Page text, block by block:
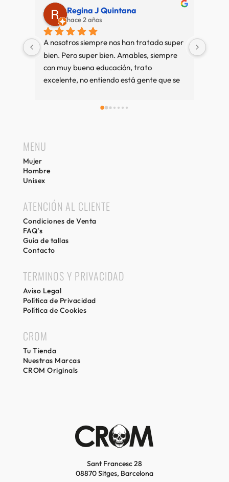
Regina J Quintana
hace 2 años
A nosotros siempre nos han tratado super
bien. Pero super bien. Amables, siempre
con muy buena educación, trato
excelente, no entiendo está gente que se
una visita imprescindible, si compramos
MENU
Mujer
Hombre
Unisex
ATENCIÓN AL CLIENTE
Condiciones de Venta
FAQ’s
Guía de tallas
Contacto
TERMINOS Y PRIVACIDAD
Aviso Legal
Política de Privacidad
Política de Cookies
CROM
Tu Tienda
Nuestras Marcas
CROM Originals
Sant Francesc 28
08870 Sitges, Barcelona